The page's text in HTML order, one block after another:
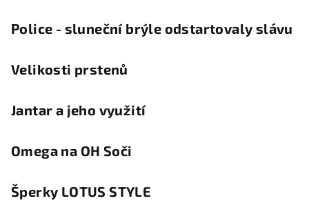
Police - sluneční brýle odstartovaly slávu
Velikosti prstenů
Jantar a jeho využití
Omega na OH Soči
Šperky LOTUS STYLE